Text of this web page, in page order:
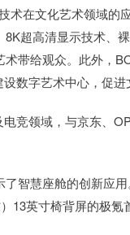
在文化艺术领域的
超高清显示技术、
带给观众。此外，
数字艺术中心，促进
领域，与京东、
慧座舱的创新应用
13英寸椅背屏的极